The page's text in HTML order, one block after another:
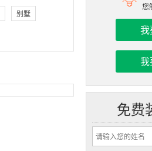
别墅
您
我
我
免费